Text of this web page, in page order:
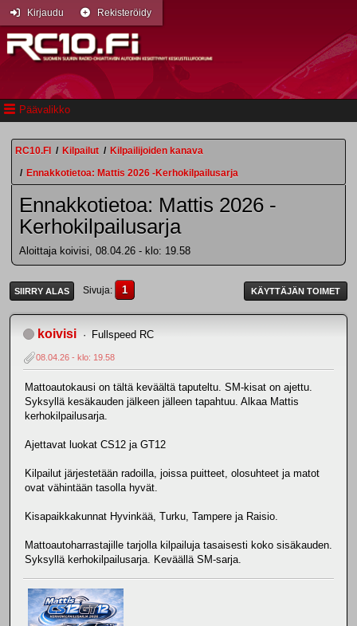
Päävalikko
Kirjaudu Rekisteröidy
RC10.FI / Kilpailut / Kilpailijoiden kanava
/ Ennakkotietoa: Mattis 2026 -Kerhokilpailusarja
Ennakkotietoa: Mattis 2026 -
Kerhokilpailusarja
Aloittaja koivisi, 08.04.26 - klo: 19.58
SIIRRY ALAS Sivuja 1 KÄYTTÄJÄN TOIMET
koivisi Fullspeed RC
08.04.26 - klo: 19.58
Mattoautokausi on tältä keväältä taputeltu. SM-kisat on ajettu.
Syksyllä kesäkauden jälkeen jälleen tapahtuu. Alkaa Mattis
kerhokilpailusarja.
Ajettavat luokat CS12 ja GT12
Kilpailut järjestetään radoilla, joissa puitteet, olosuhteet ja matot
ovat vähintään tasolla hyvät.
Kisapaikkakunnat Hyvinkää, Turku, Tampere ja Raisio.
Mattoautoharrastajille tarjolla kilpailuja tasaisesti koko sisäkauden.
Syksyllä kerhokilpailusarja. Keväällä SM-sarja.